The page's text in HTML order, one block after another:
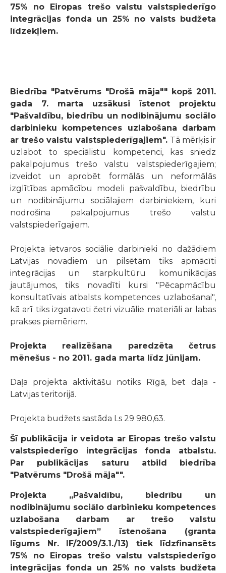
75% no Eiropas trešo valstu valstspiederīgo
integrācijas fonda un 25% no valsts budžeta
līdzekļiem.
Biedrība "Patvērums "Drošā māja"" kopš 2011.
gada 7. marta uzsākusi īstenot projektu
"Pašvaldību, biedrību un nodibinājumu sociālo
darbinieku kompetences uzlabošana darbam
ar trešo valstu valstspiederīgajiem". Tā mērķis ir
uzlabot to speciālistu kompetenci, kas sniedz
pakalpojumus trešo valstu valstspiederīgajiem;
izveidot un aprobēt formālās un neformālās
izglītības apmācību modeli pašvaldību, biedrību
un nodibinājumu sociālajiem darbiniekiem, kuri
nodrošina pakalpojumus trešo valstu
valstspiederīgajiem.
Projekta ietvaros sociālie darbinieki no dažādiem
Latvijas novadiem un pilsētām tiks apmācīti
integrācijas un starpkultūru komunikācijas
jautājumos, tiks novadīti kursi "Pēcapmācību
konsultatīvais atbalsts kompetences uzlabošanai",
kā arī tiks izgatavoti četri vizuālie materiāli ar labas
prakses piemēriem.
Projekta realizēšana paredzēta četrus
mēnešus - no 2011. gada marta līdz jūnijam.
Daļa projekta aktivitāšu notiks Rīgā, bet daļa -
Latvijas teritorijā.
Projekta budžets sastāda Ls 29 980,63.
Šī publikācija ir veidota ar Eiropas trešo valstu
valstspiederīgo integrācijas fonda atbalstu.
Par publikācijas saturu atbild biedrība
"Patvērums "Drošā māja"".
Projekta „Pašvaldību, biedrību un
nodibinājumu sociālo darbinieku kompetences
uzlabošana darbam ar trešo valstu
valstspiederīgajiem” īstenošana (granta
līgums Nr. IF/2009/3.1./13) tiek līdzfinansēts
75% no Eiropas trešo valstu valstspiederīgo
integrācijas fonda un 25% no valsts budžeta